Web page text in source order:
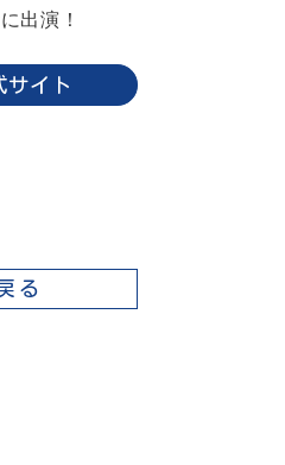
出演！
サイト
る